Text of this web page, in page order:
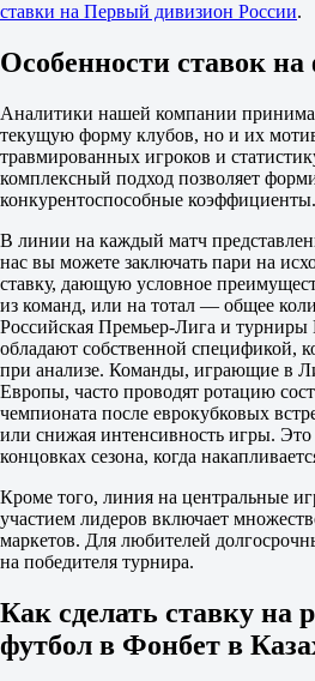
2.10
Б
2.5
2.35
1.60
Обе забьют
Да
Нет
1.75
ИТ 1
Б
М
0.5
1.35
2.90
ИТ 2
Б
М
1.48
2.55
Балтика
-
16 августа в 19:30
4.20
3.50
ставки на Первый дивизион России.
Особенности ставок на
Аналитики нашей компании
текущую форму клубов, но и их
травмированных игроков и
комплексный подход позволяет
конкурентоспособные коэффициенты.
В линии на каждый матч
нас вы можете заключать пари на
ставку, дающую условное
из команд, или на тотал — общее
Российская Премьер-Лига и турниры
обладают собственной спецификой,
при анализе. Команды, играющие в
Европы, часто проводят ротацию
чемпионата после еврокубковых
или снижая интенсивность игры. Это
концовках сезона, когда
Кроме того, линия на центральные
участием лидеров включает
маркетов. Для любителей
на победителя турнира.
Как сделать ставку на
футбол в Фонбет в